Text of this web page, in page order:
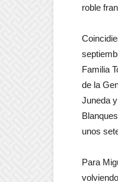
roble
Familia
de la
Juneda
unos
Para